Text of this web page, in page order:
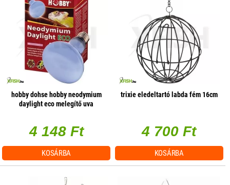
hobby dohse hobby neodymium
daylight eco melegítő uva
4 148 Ft
KOSÁRBA
trixie eledeltartó labda fém 16cm
4 700 Ft
KOSÁRBA